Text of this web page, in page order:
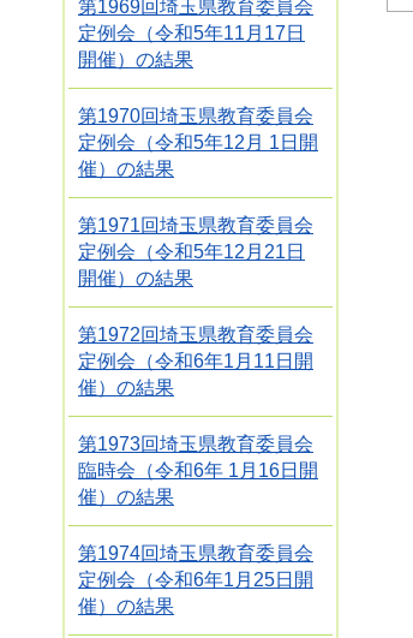
第1969回埼玉県教育委員会
定例会（令和5年11月17日
開催）の結果
第1970回埼玉県教育委員会
定例会（令和5年12月 1日開
催）の結果
第1971回埼玉県教育委員会
定例会（令和5年12月21日
開催）の結果
第1972回埼玉県教育委員会
定例会（令和6年1月11日開
催）の結果
第1973回埼玉県教育委員会
臨時会（令和6年 1月16日開
催）の結果
第1974回埼玉県教育委員会
定例会（令和6年1月25日開
催）の結果